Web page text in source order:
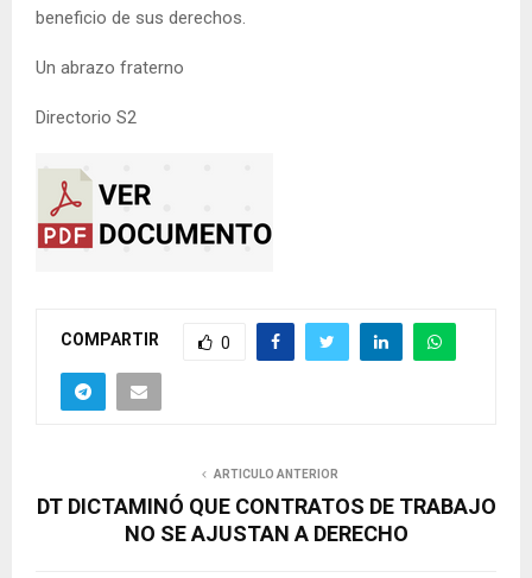
beneficio de sus derechos.
Un abrazo fraterno
Directorio S2
COMPARTIR 0
ARTICULO ANTERIOR
DT DICTAMINÓ QUE CONTRATOS DE TRABAJO
NO SE AJUSTAN A DERECHO